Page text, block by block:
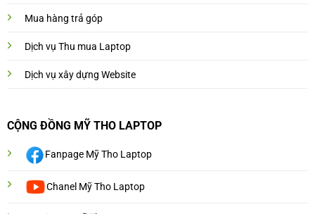
Mua hàng trả góp
Dịch vụ Thu mua Laptop
Dịch vụ xây dựng Website
CỘNG ĐỒNG MỸ THO LAPTOP
Fanpage Mỹ Tho Laptop
Chanel Mỹ Tho Laptop